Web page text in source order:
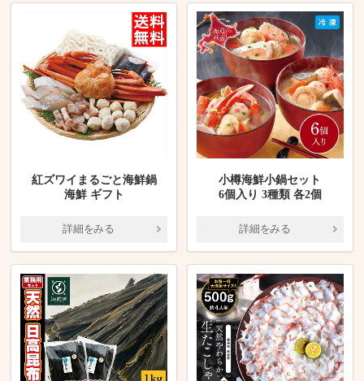
紅ズワイまるごと海鮮鍋
海鮮 ギフト
詳細をみる
小樽海鮮小鍋セット
6個入り 3種類 各2個
詳細をみる